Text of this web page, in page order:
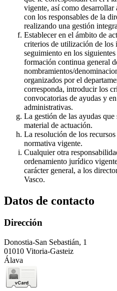
vigente, así como
con los responsables de la
realizando una gestión
Establecer en el ámbito de
criterios de utilización de los
seguimiento en los
formación continua general
nombramientos/
organizados por el
corresponda, introducir los
convocatorias de ayudas y
administrativas.
La gestión de las ayudas
material de actuación.
La resolución de los
normativa vigente.
Cualquier otra
ordenamiento jurídico
carácter general, a los
Vasco.
Datos de contacto
Dirección
Donostia-San Sebastián, 1
01010 Vitoria-Gasteiz
Álava